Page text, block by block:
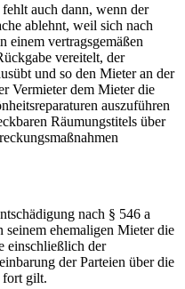
auch dann, wenn der
ablehnt, weil sich nach
einem vertragsgemäßen
vereitelt, der
und so den Mieter an der
Vermieter dem Mieter die
auszuführen
Räumungstitels über
nach § 546 a
ehemaligen Mieter die
einschließlich der
der Parteien über die
fort gilt.